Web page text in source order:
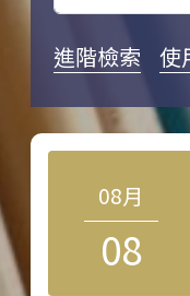
進階檢索 使
08月
08